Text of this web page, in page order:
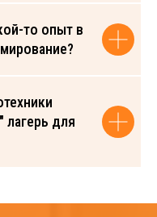
то опыт в
лагерь для